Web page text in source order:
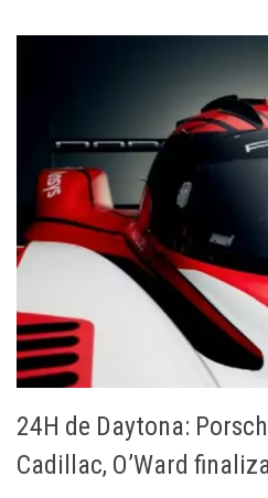
24H de Daytona:
Cadillac, O’Ward